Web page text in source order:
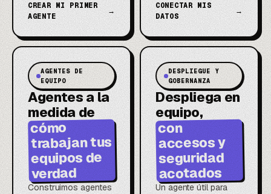
CREAR MI PRIMER
AGENTE
→
CONECTAR MIS
DATOS
→
AGENTES DE
EQUIPO
Agentes a la
medida de
cómo
trabajan tus
equipos de
verdad
Construimos agentes
DESPLIEGUE Y
GOBERNANZA
Despliega en
equipo,
con
accesos y
seguridad
acotados
Un agente útil para